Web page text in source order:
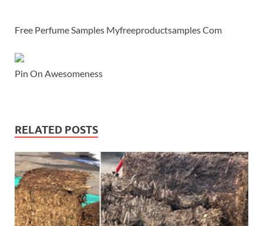
Free Perfume Samples Myfreeproductsamples Com
Pin On Awesomeness
RELATED POSTS